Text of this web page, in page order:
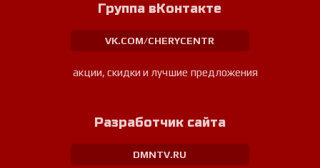
Группа вКонтакте
VK.COM/CHERYCENTR
акции, скидки и лучшие предложения
Разработчик сайта
DMNTV.RU